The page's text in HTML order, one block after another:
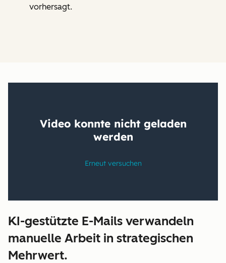
vorhersagt.
KI-gestützte E-Mails verwandeln
manuelle Arbeit in strategischen
Mehrwert.